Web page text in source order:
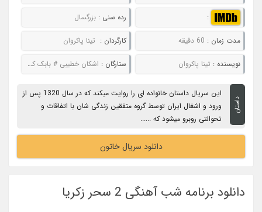
: رده سنی : بزرگسال
مدت زمان : 60 دقیقه کارگردان : تینا پاکروان
نویسنده : تینا پاکروان ستارگان : اشکان خطیبی # بابک کریمی # بهناز جعفری # غزل شاکری # مهران غفوریان
داستان
این سریال داستان خانواده ای را روایت میکند که در سال 1320 پس از
ورود و اشغال ایران توسط گروه متفقین زندگی شان با اتفاقات و
تحوالتی روبرو میشود که ......
دانلود سریال خاتون
دانلود برنامه شب آهنگی 2 سحر زکریا